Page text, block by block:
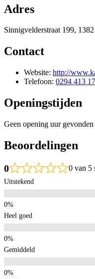
Adres
Sinnigvelderstraat 199,
Contact
Website: http://
Telefoon: 0294 413
Openingstijden
Geen opening uur gevonden
Beoordelingen
0 0 van 5
Uitstekend
Heel goed
Gemiddeld